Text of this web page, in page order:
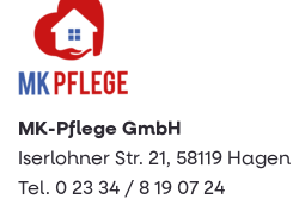
MK-Pflege GmbH
Iserlohner Str. 21, 58119 Hagen
Tel. 0 23 34 / 8 19 07 24